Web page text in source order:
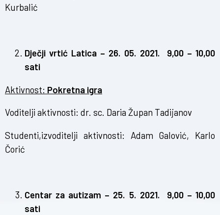
Kurbalić
Dječji vrtić Latica – 26. 05. 2021. 9,00 – 10,00
sati
Aktivnost: Pokretna igra
Voditelji aktivnosti: dr. sc. Daria Župan Tadijanov
Studenti,izvoditelji aktivnosti: Adam Galović, Karlo
Čorić
Centar za autizam – 25. 5. 2021. 9,00 – 10,00
sati